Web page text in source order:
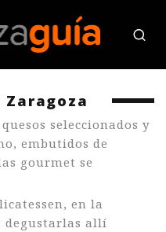
seleccionados y
embutidos de
gourmet se
en la
degustarlas allí